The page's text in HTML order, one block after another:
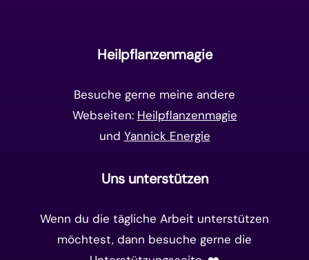
Heilpflanzenmagie
Besuche gerne meine andere
Webseiten: Heilpflanzenmagie
und Yannick Energie
Uns unterstützen
Wenn du die tägliche Arbeit unterstützen
möchtest, dann besuche gerne die